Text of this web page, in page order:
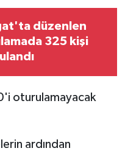
düzenlen
325 kişi
oturulamayacak
ardından